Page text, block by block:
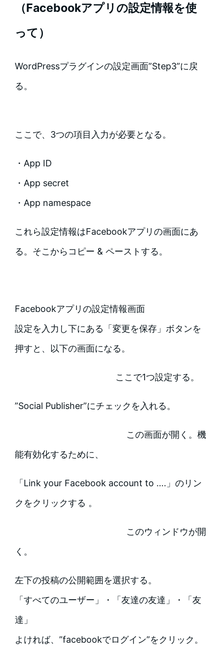
（Facebookアプリの設定情報を使
って）
WordPressプラグインの設定画面”Step3”に戻
る。
ここで、3つの項目入力が必要となる。
・App ID
・App secret
・App namespace
これら設定情報はFacebookアプリの画面にあ
る。そこからコピー & ペーストする。
Facebookアプリの設定情報画面
設定を入力し下にある「変更を保存」ボタンを
押すと、以下の画面になる。
ここで1つ設定する。
”Social Publisher”にチェックを入れる。
この画面が開く。機
能有効化するために、
「Link your Facebook account to ….」のリン
クをクリックする 。
このウィンドウが開
く。
左下の投稿の公開範囲を選択する。
「すべてのユーザー」・「友達の友達」・「友
達」
よければ、”facebookでログイン”をクリック。